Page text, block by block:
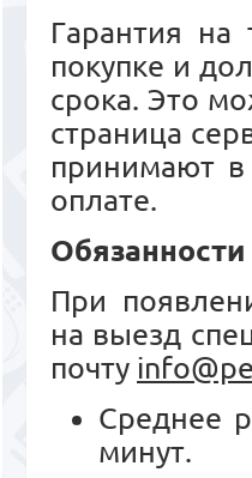
Гарантия на
покупке и
срока. Это
страница
принимают в
оплате.
Обязанности
При
на выезд
почту
Среднее
минут.